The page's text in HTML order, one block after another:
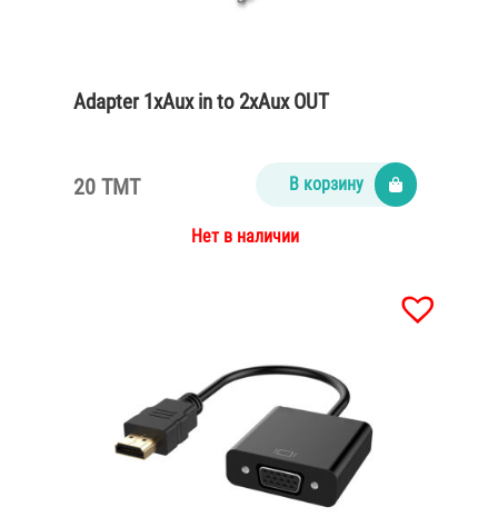
Adapter 1xAux in to 2xAux OUT
20 TMT В корзину
Нет в наличии